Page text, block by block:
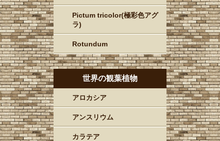
Pictum tricolor(極彩色アグ
ラ)
Rotundum
世界の観葉植物
アロカシア
アンスリウム
カラテア